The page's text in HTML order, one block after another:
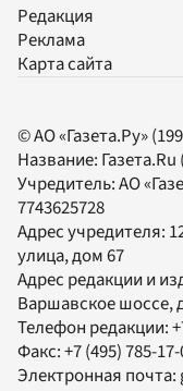
Редакция
Реклама
Карта сайта
© АО «Газета.Ру»
Название: Газета.Ru
Учредитель:АО
7743625728
Адрес учредителя:
улица, дом 67
Адрес редакции и
Варшавское шоссе,
Телефон редакции:
Факс:+7 (495) 785-
Электронная почта: